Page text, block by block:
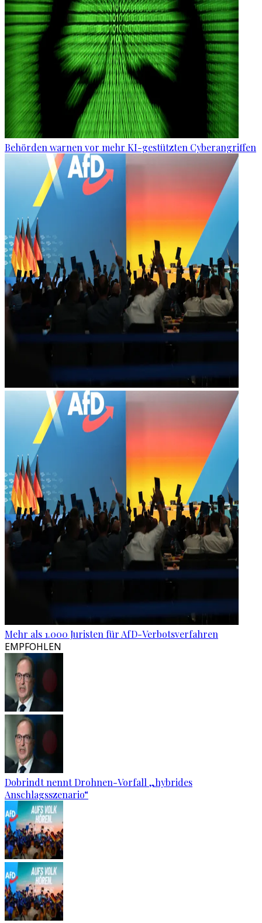
Behörden warnen vor mehr KI-gestützten Cyberangriffen
Mehr als 1.000 Juristen für AfD-Verbotsverfahren
EMPFOHLEN
Dobrindt nennt Drohnen-Vorfall „hybrides
Anschlagsszenario“